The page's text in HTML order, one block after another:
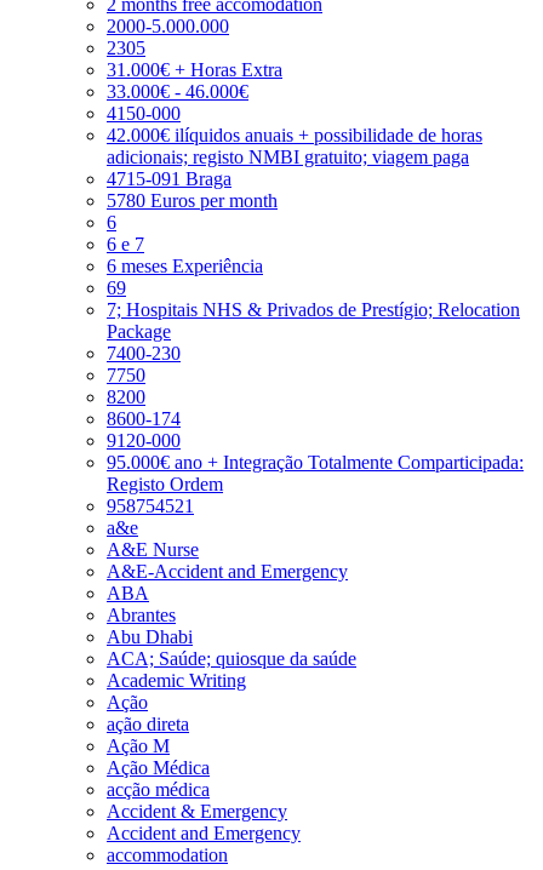
2 months free accomodation
2000-5.000.000
2305
31.000€ + Horas Extra
33.000€ - 46.000€
4150-000
42.000€ ilíquidos anuais + possibilidade de horas
adicionais; registo NMBI gratuito; viagem paga
4715-091 Braga
5780 Euros per month
6
6 e 7
6 meses Experiência
69
7; Hospitais NHS & Privados de Prestígio; Relocation
Package
7400-230
7750
8200
8600-174
9120-000
95.000€ ano + Integração Totalmente Comparticipada:
Registo Ordem
958754521
a&e
A&E Nurse
A&E-Accident and Emergency
ABA
Abrantes
Abu Dhabi
ACA; Saúde; quiosque da saúde
Academic Writing
Ação
ação direta
Ação M
Ação Médica
acção médica
Accident & Emergency
Accident and Emergency
accommodation